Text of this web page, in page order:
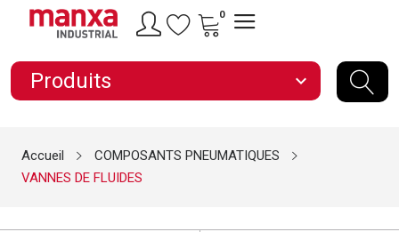
0
Produits expand_more
Accueil
COMPOSANTS PNEUMATIQUES
VANNES DE FLUIDES